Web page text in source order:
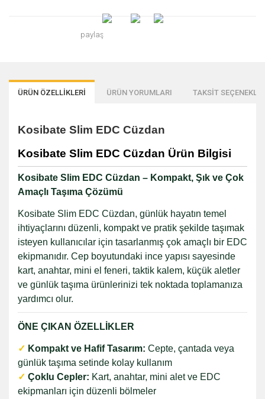
paylaş
ÜRÜN ÖZELLİKLERİ ÜRÜN YORUMLARI TAKSİT
Kosibate Slim EDC Cüzdan
Kosibate Slim EDC Cüzdan Ürün Bilgisi
Kosibate Slim EDC Cüzdan – Kompakt, Şık ve Çok
Amaçlı Taşıma Çözümü
Kosibate Slim EDC Cüzdan, günlük hayatın temel
ihtiyaçlarını düzenli, kompakt ve pratik şekilde taşımak
isteyen kullanıcılar için tasarlanmış çok amaçlı bir EDC
ekipmanıdır. Cep boyutundaki ince yapısı sayesinde
kart, anahtar, mini el feneri, taktik kalem, küçük aletler
ve günlük taşıma ürünlerinizi tek noktada toplamanıza
yardımcı olur.
ÖNE ÇIKAN ÖZELLİKLER
✓ Kompakt ve Hafif Tasarım: Cepte, çantada veya
günlük taşıma setinde kolay kullanım
✓ Çoklu Cepler: Kart, anahtar, mini alet ve EDC
ekipmanları için düzenli bölmeler